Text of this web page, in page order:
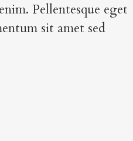
Pellentesque eget
sit amet sed